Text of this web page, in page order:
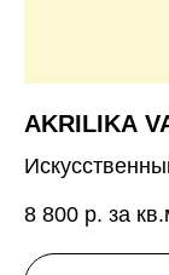
AKRILIKA
8 800 р. за